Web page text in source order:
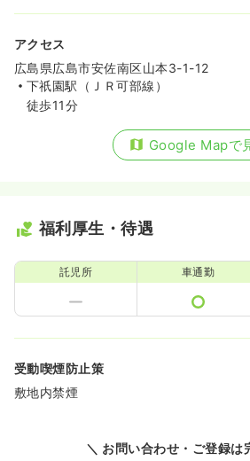
アクセス
広島県広島市安佐南区山本3-1-12
下祇園駅（ＪＲ可部線）
徒歩11分
Google Mapで
福利厚生・待遇
託児所 車通勤
受動喫煙防止策
敷地内禁煙
＼ お問い合わせ・ご登録は